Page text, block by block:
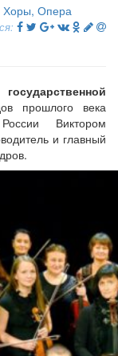
Хоры, Опера
прошлого века
Виктором
и главный